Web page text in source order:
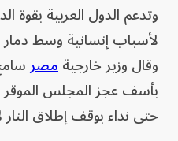
وتدعم الدول العربية بقوة
لأسباب إنسانية وسط
وقال وزير خارجيةمصر
بأسف عجز المجلس الموقر
حتى نداء بوقف إطلاق